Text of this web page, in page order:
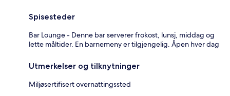
Spisesteder
Bar Lounge - Denne bar serverer frokost, lunsj, middag og
lette måltider. En barnemeny er tilgjengelig. Åpen hver dag
Utmerkelser og tilknytninger
Miljøsertifisert overnattingssted